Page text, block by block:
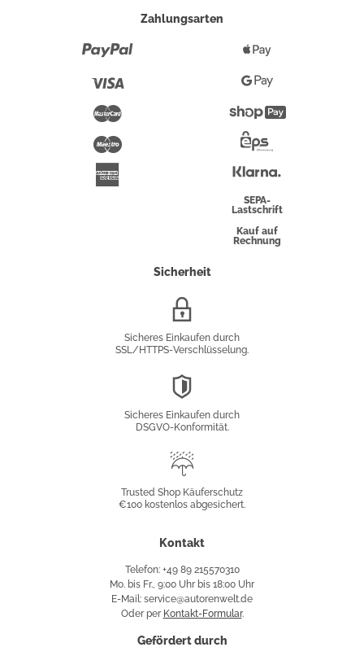
Zahlungsarten
Maestro
Pay
Google
PayShopify
Überweisung
SEPA-
Lastschrift
Kauf auf
Rechnung
Sicherheit
Sicheres Einkaufen durch
SSL/HTTPS-Verschlüsselung.
Sicheres Einkaufen durch
DSGVO-Konformität.
Käuferschutz
Trusted Shop Käuferschutz
€100 kostenlos abgesichert.
Kontakt
Telefon: +49 89 215570310
Mo. bis Fr., 9:00 Uhr bis 18:00 Uhr
E-Mail: service@autorenwelt.de
Oder per Kontakt-Formular.
Gefördert durch